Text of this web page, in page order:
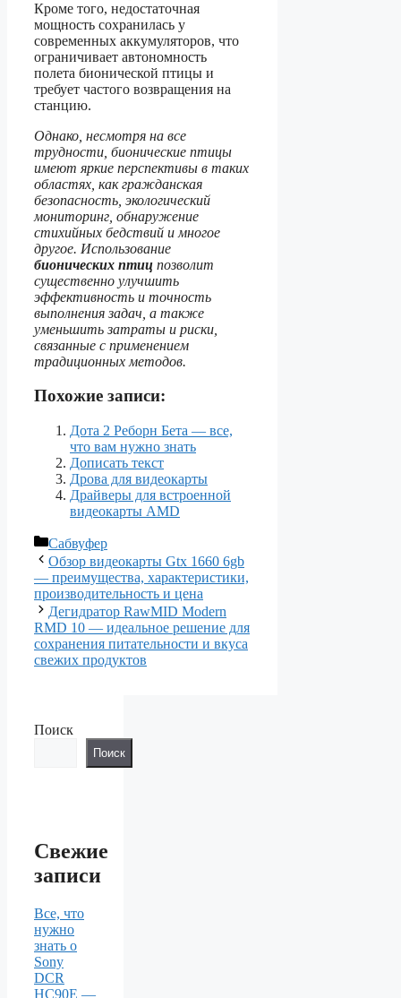
Кроме того, недостаточная
мощность сохранилась у
современных аккумуляторов, что
ограничивает автономность
полета бионической птицы и
требует частого возвращения на
станцию.
Однако, несмотря на все
трудности, бионические птицы
имеют яркие перспективы в таких
областях, как гражданская
безопасность, экологический
мониторинг, обнаружение
стихийных бедствий и многое
другое. Использование
бионических птиц позволит
существенно улучшить
эффективность и точность
выполнения задач, а также
уменьшить затраты и риски,
связанные с применением
традиционных методов.
Похожие записи:
Дота 2 Реборн Бета — все,
что вам нужно знать
Дописать текст
Дрова для видеокарты
Драйверы для встроенной
видеокарты AMD
Рубрики
Сабвуфер
Обзор видеокарты Gtx 1660 6gb
— преимущества, характеристики,
производительность и цена
Дегидратор RawMID Modern
RMD 10 — идеальное решение для
сохранения питательности и вкуса
свежих продуктов
Поиск
Поиск
Свежие
записи
Все, что
нужно
знать о
Sony
DCR
HC90E —